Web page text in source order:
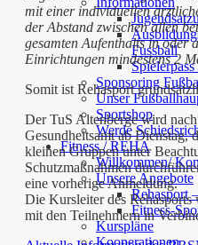
Fussball
Sponsoring
Unser
Sportshop
Werde
Fitness / REHA
Willkommen/
Unsere Angebote
Rehasport
Fitness-
Kurspläne
Kooperationen
mit einer individuellen
der Abstand zwischen allen
gesamten Aufenthalts in oder
Einrichtungen mindestens 2
Somit ist Rehasport
Der TuS Altenberge wird
Gesundheitsamt ab Dienstag,
kleinen Gruppen unter
Schutzmaßnahmen
eine vorherige Anmeldung.
Die Kursleiter des
mit den Teilnehmern in